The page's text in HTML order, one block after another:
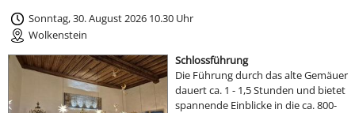
Sonntag, 30. August 2026 10.30 Uhr
Wolkenstein
Schlossführung
Die Führung durch das alte Gemäuer
dauert ca. 1 - 1,5 Stunden und bietet
spannende Einblicke in die ca. 800-